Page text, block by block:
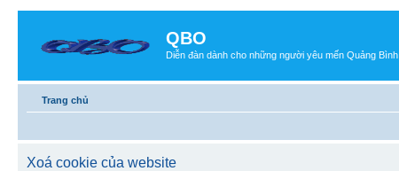
QBO
Diễn đàn dành cho những người yêu mến Quảng Bình
Trang chủ
Xoá cookie của website